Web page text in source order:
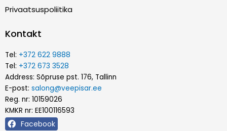
Privaatsuspoliitika
Kontakt
Tel: +372 622 9888
Tel: +372 673 3528
Address: Sõpruse pst. 176, Tallinn
E-post: salong@veepisar.ee
Reg. nr: 10159026
KMKR nr: EE100116593
Facebook